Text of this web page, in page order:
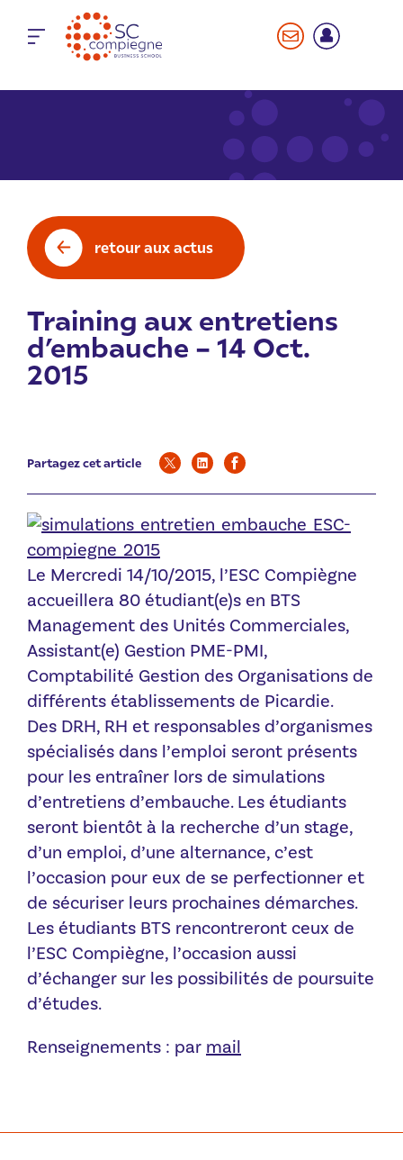
retour aux actus
Training aux entretiens
d’embauche – 14 Oct.
2015
Partagez cet article
Le Mercredi 14/10/2015, l’ESC Compiègne
accueillera 80 étudiant(e)s en BTS
Management des Unités Commerciales,
Assistant(e) Gestion PME-PMI,
Comptabilité Gestion des Organisations de
différents établissements de Picardie.
Des DRH, RH et responsables d’organismes
spécialisés dans l’emploi seront présents
pour les entraîner lors de simulations
d’entretiens d’embauche. Les étudiants
seront bientôt à la recherche d’un stage,
d’un emploi, d’une alternance, c’est
l’occasion pour eux de se perfectionner et
de sécuriser leurs prochaines démarches.
Les étudiants BTS rencontreront ceux de
l’ESC Compiègne, l’occasion aussi
d’échanger sur les possibilités de poursuite
d’études.
Renseignements : par mail